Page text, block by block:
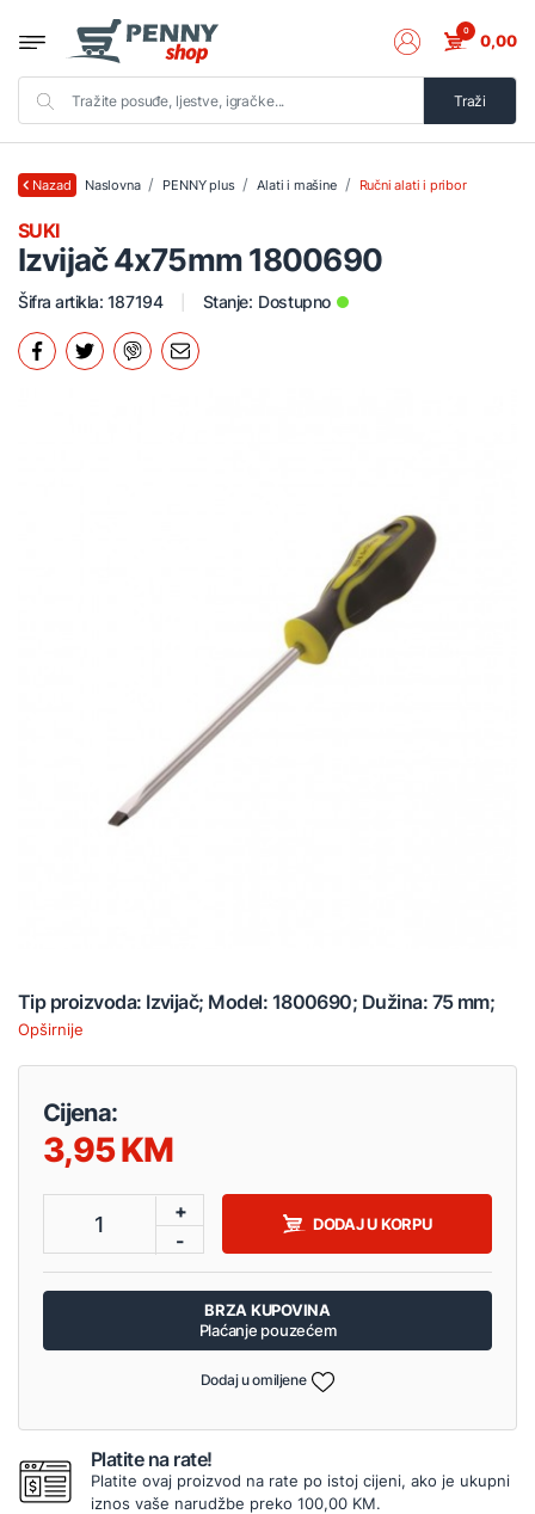
Traži
0 0,00
Nazad Naslovna PENNY plus Alati i mašine Ručni alati i pribor
Izvijač 4x75mm 1800690
SUKI
Šifra artikla: 187194 Stanje: Dostupno
Tip proizvoda: Izvijač; Model: 1800690; Dužina: 75 mm;
Opširnije
Cijena:
3,95
1
+
-
DODAJ U KORPU
BRZA KUPOVINA
Plaćanje pouzećem
Dodaj u omiljene
Platite na rate!
Platite ovaj proizvod na rate po istoj cijeni, ako je ukupni
iznos vaše narudžbe preko 100,00 KM.